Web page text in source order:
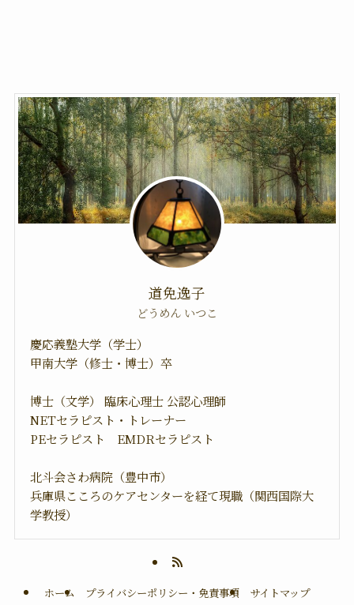
道免逸子
どうめん いつこ
慶応義塾大学（学士）
甲南大学（修士・博士）卒
博士（文学） 臨床心理士 公認心理師
NETセラピスト・トレーナー
PEセラピスト EMDRセラピスト
北斗会さわ病院（豊中市）
兵庫県こころのケアセンターを経て現職（関西国際大
学教授）
ホーム プライバシーポリシー・免責事項 サイトマップ